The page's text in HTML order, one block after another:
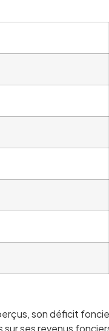
son déficit
sur ses revenus